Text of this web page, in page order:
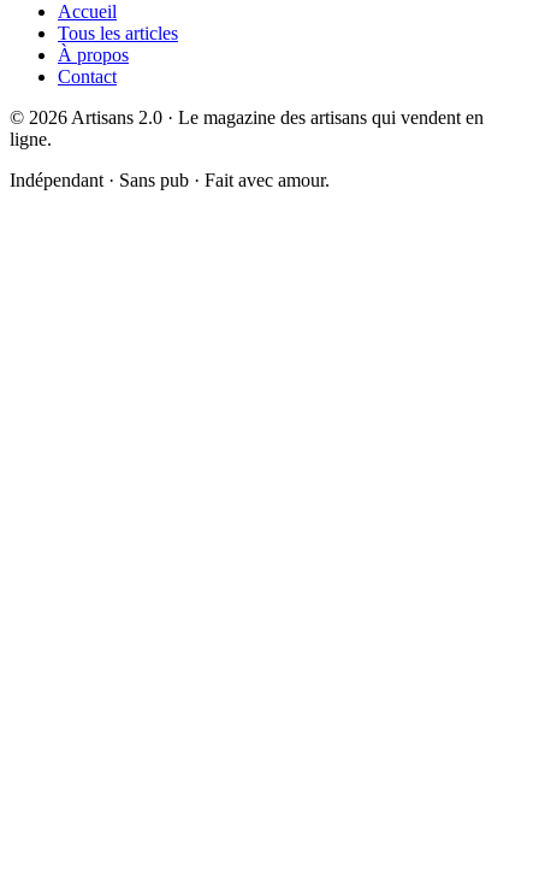
Accueil
Tous les articles
À propos
Contact
© 2026 Artisans 2.0 · Le magazine des artisans qui vendent en
ligne.
Indépendant · Sans pub · Fait avec amour.